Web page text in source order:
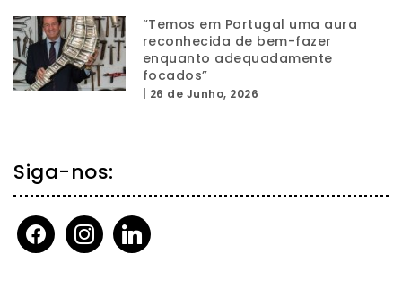
“Temos em Portugal uma aura
reconhecida de bem-fazer
enquanto adequadamente
focados”
26 de Junho, 2026
Siga-nos:
facebookinstagramlinkedin